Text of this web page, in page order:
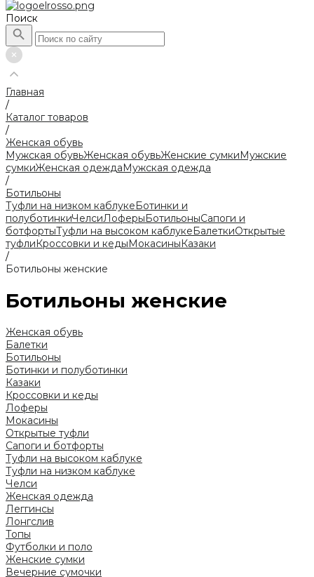
Поиск
Главная
/
Каталог товаров
/
Женская обувь
Мужская обувьЖенская обувьЖенские сумкиМужские
сумкиЖенская одеждаМужская одежда
/
Ботильоны
Туфли на низком каблукеБотинки и
полуботинкиЧелсиЛоферыБотильоныСапоги и
ботфортыТуфли на высоком каблукеБалеткиОткрытые
туфлиКроссовки и кедыМокасиныКазаки
/
Ботильоны женские
Ботильоны женские
Женская обувь
Балетки
Ботильоны
Ботинки и полуботинки
Казаки
Кроссовки и кеды
Лоферы
Мокасины
Открытые туфли
Сапоги и ботфорты
Туфли на высоком каблуке
Туфли на низком каблуке
Челси
Женская одежда
Леггинсы
Лонгслив
Топы
Футболки и поло
Женские сумки
Вечерние сумочки